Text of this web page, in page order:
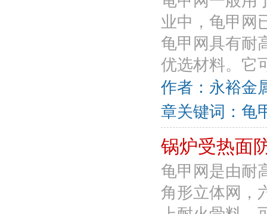
业中，龟甲网
龟甲网具有耐
优选材料。它
作者：永裕
章关键词：龟
锅炉受热面
龟甲网是由耐
角形立体网，